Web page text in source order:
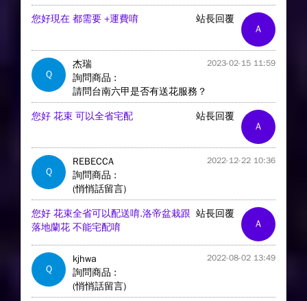
A
站長回覆
您好現在 都需要 +運費唷
Q
杰瑞 2023-02-15 11:59
詢問商品 :
請問台南六甲是否有送花服務？
A
站長回覆
您好 花束 可以全省宅配
Q
REBECCA 2022-12-22 10:36
詢問商品 :
(悄悄話留言)
A
站長回覆
您好 花束全省可以配送唷.洛帝盆栽跟
落地蘭花 不能宅配唷
Q
kjhwa 2022-08-02 13:49
詢問商品 :
(悄悄話留言)